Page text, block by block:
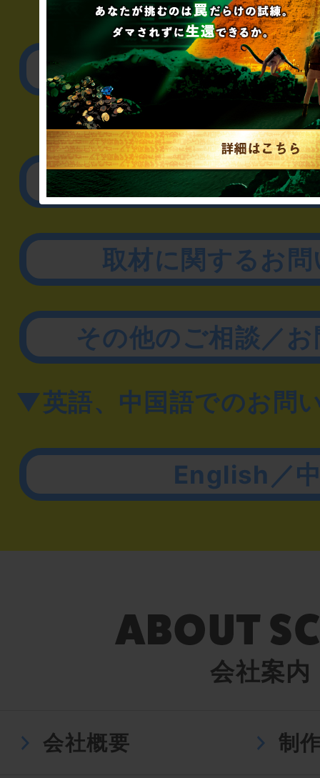
▼一般のお客様
公演内容、チケット
▼企業／法人の方
リアル脱出ゲーム制作
取材に関するお
その他のご相談／
▼英語、中国語でのお問
English／
会社案内
会社概要 制